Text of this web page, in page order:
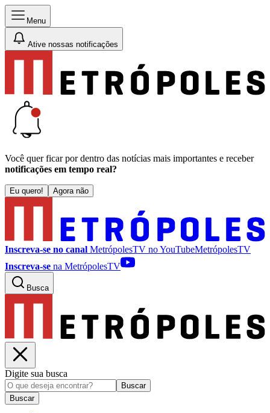
Menu
Ative nossas notificações
Você quer ficar por dentro das notícias mais importantes e receber
notificações em tempo real?
Eu quero! Agora não
Inscreva-se no canal MetrópolesTV noYouTubeMetrópolesTV
Inscreva-se na MetrópolesTV
Busca
Digite sua busca
Buscar
Buscar